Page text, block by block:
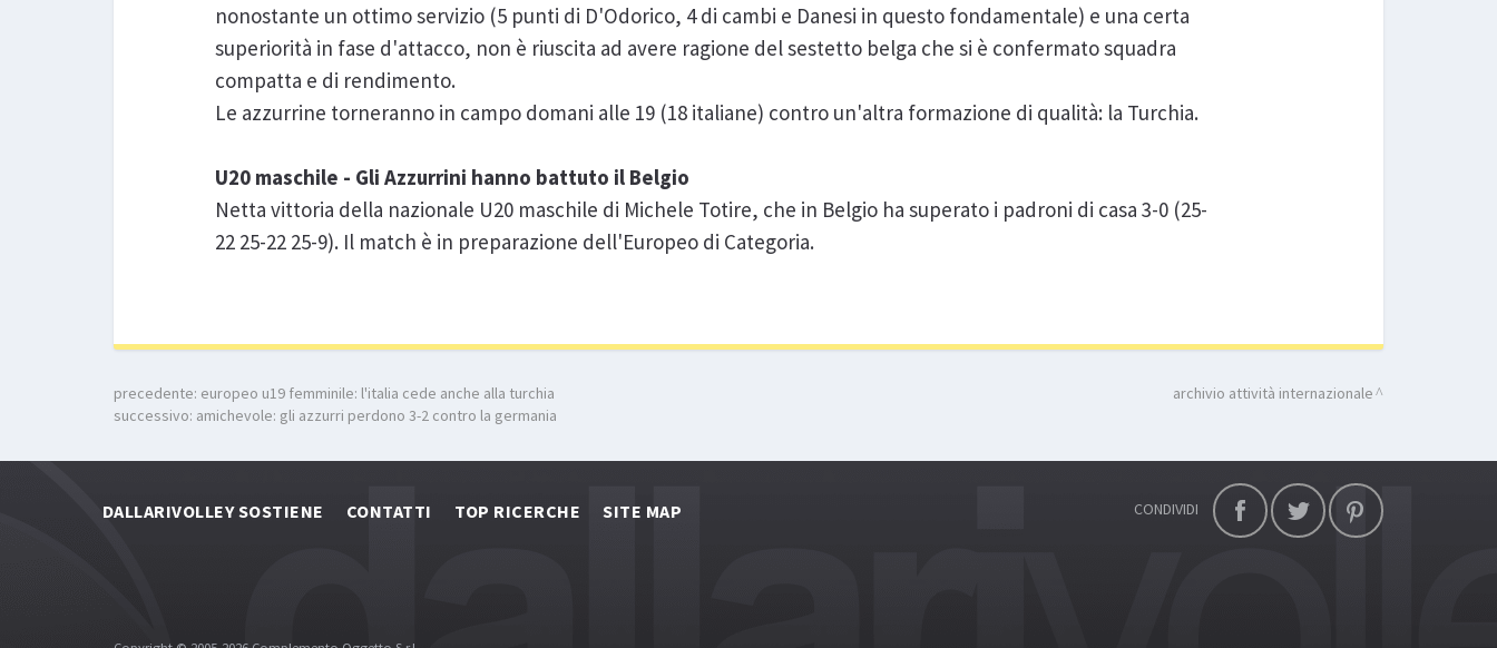
nonostante un ottimo servizio (5 punti di D'Odorico, 4 di cambi e Danesi in questo fondamentale) e una certa
superiorità in fase d'attacco, non è riuscita ad avere ragione del sestetto belga che si è confermato squadra
compatta e di rendimento.
Le azzurrine torneranno in campo domani alle 19 (18 italiane) contro un'altra formazione di qualità: la Turchia.
U20 maschile - Gli Azzurrini hanno battuto il Belgio
Netta vittoria della nazionale U20 maschile di Michele Totire, che in Belgio ha superato i padroni di casa 3-0 (25-
22 25-22 25-9). Il match è in preparazione dell'Europeo di Categoria.
precedente: europeo u19 femminile: l'italia cede anche alla turchia
successivo: amichevole: gli azzurri perdono 3-2 contro la germania
archivio attività internazionale
DALLARIVOLLEY SOSTIENE CONTATTI TOP RICERCHE SITE MAP CONDIVIDI